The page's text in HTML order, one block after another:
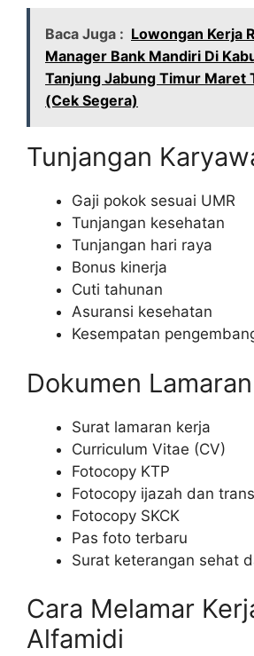
Baca Juga : Lowongan Kerja
Manager Bank Mandiri Di
Tanjung Jabung Timur Maret
(Cek Segera)
Tunjangan
Gaji pokok sesuai UMR
Tunjangan kesehatan
Tunjangan hari raya
Bonus kinerja
Cuti tahunan
Asuransi kesehatan
Kesempatan
Dokumen Lamaran
Surat lamaran kerja
Curriculum Vitae (CV)
Fotocopy KTP
Fotocopy ijazah dan
Fotocopy SKCK
Pas foto terbaru
Surat keterangan sehat
Cara Melamar
Alfamidi